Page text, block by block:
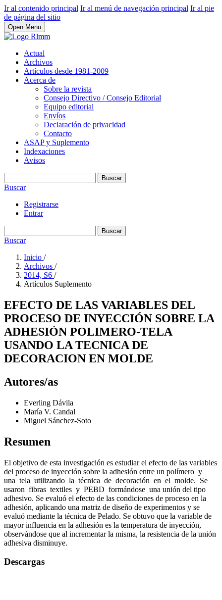
Ir al contenido principal Ir al menú de navegación principal Ir al pie
de página del sitio
Open Menu
Actual
Archivos
Artículos desde 1981-2009
Acerca de
Sobre la revista
Consejo Directivo / Consejo Editorial
Equipo editorial
Envíos
Declaración de privacidad
Contacto
ASAP y Suplemento
Indexaciones
Avisos
Buscar
Buscar
Registrarse
Entrar
Buscar
Buscar
Inicio /
Archivos /
2014, S6 /
Artí­culos Suplemento
EFECTO DE LAS VARIABLES DEL
PROCESO DE INYECCIÓN SOBRE LA
ADHESIÓN POLIMERO-TELA
USANDO LA TECNICA DE
DECORACION EN MOLDE
Autores/as
Everling Dávila
María V. Candal
Miguel Sánchez-Soto
Resumen
El objetivo de esta investigación es estudiar el efecto de las variables
del proceso de inyección sobre la adhesión entre un polímero y
una tela utilizando la técnica de decoración en el molde. Se
usaron fibras textiles y PEBD formándose una unión del tipo
adhesivo. Se evaluó el efecto de las condiciones de proceso en la
adhesión, aplicando una matriz de diseño de experimentos y se
evaluó mediante la técnica de Pelado. Se obtuvo que la variable de
mayor influencia en la adhesión es la temperatura de inyección,
observándose que al incrementar la misma, la resistencia de la unión
adhesiva disminuye.
Descargas